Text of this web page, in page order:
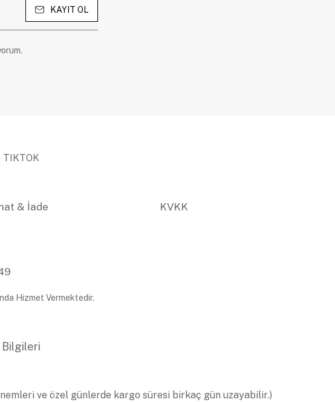
KAYIT OL
TIKTOK
& İade KVKK
Hizmet Vermektedir.
Bilgileri
ve özel günlerde kargo süresi birkaç gün uzayabilir.)